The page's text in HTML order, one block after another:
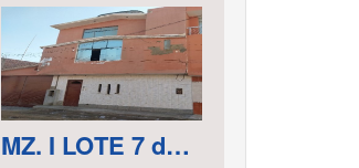
MZ. I LOTE 7 del asentamiento Humano las Delicias – Paramonga – Barranca – Lima